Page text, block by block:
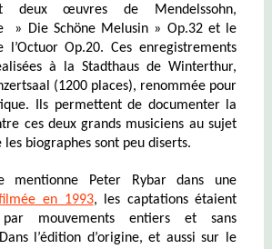
deux œuvres de Mendelssohn,
» Die Schöne Melusin » Op.32 et le
l’Octuor Op.20. Ces enregistrements
à la Stadthaus de Winterthur,
(1200 places), renommée pour
Ils permettent de documenter la
ces deux grands musiciens au sujet
les biographes sont peu diserts.
mentionne Peter Rybar dans une
en 1993, les captations étaient
par mouvements entiers et sans
l’édition d’origine, et aussi sur le